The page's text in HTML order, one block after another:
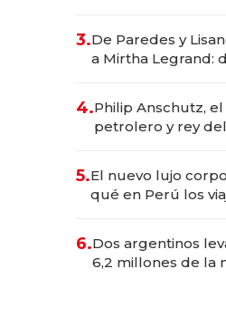
las marcas "fast
3.De Paredes y
a Mirtha Legrand:
4.Philip Anschutz,
petrolero y rey del
Fénix
5.El nuevo lujo
qué en Perú los
para convertirse
transformadoras
6.Dos argentinos
6,2 millones de la